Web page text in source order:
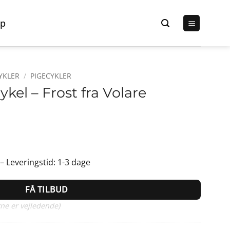
/ PIGECYKLER
– Frost fra Volare
Leveringstid: 1-3 dage
FÅ TILBUD
er vejledende)